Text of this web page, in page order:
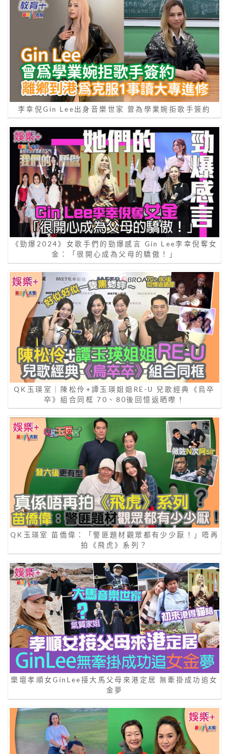
李幸倪Gin Lee出身音樂世家 曾為學業婉拒歌手簽約
《勁爆2024》女歌手們的勁爆感言 Gin Lee李幸倪奪女
金：「很開心成為父母的驕傲！」
QK玉瑛室｜陳松伶+譚玉瑛姐姐RE-U 兒歌經典《烏卒
卒》組合同框 70、80後回憶返晒嚟！
QK玉瑛室 苗僑偉：「警匪題材觀眾都有少少厭！」唔再
拍《飛虎》系列？
樂壇孝順女GinLee接大馬父母來港定居 無牽掛成功追女
金夢